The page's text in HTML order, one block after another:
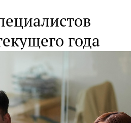
года